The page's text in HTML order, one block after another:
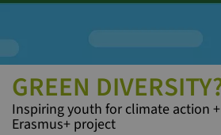
GREEN
Inspiring youth for climate action
Erasmus+ project